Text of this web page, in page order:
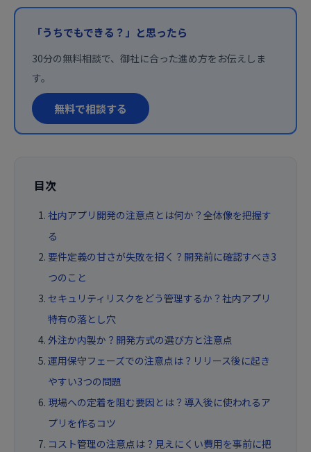
「うちでもできる？」と思ったら
30分の無料相談で、御社に合った進め方をお伝えしま
す。
無料で相談する
目次
社内アプリ開発の注意点とは何か？全体像を把握す
る
要件定義の甘さが失敗を招く？開発前に確認すべき3
つのこと
セキュリティリスクをどう管理するか？社内アプリ
特有の落とし穴
外注か内製か？開発方式の選び方と注意点
運用保守フェーズでの注意点は？リリース後に起き
やすい3つの問題
現場への定着を阻む要因とは？導入後に使われるア
プリを作るコツ
コスト管理の注意点は？見えにくい費用を事前に把